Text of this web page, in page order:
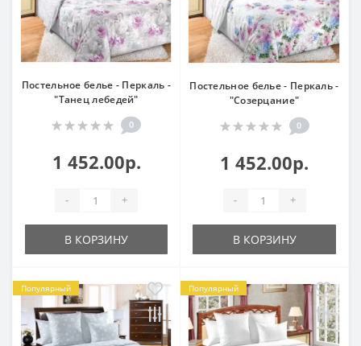
Постельное белье - Перкаль -
"Танец лебедей"
0
1 452.00р.
- +
В КОРЗИНУ
Постельное белье - Перкаль -
"Созерцание"
0
1 452.00р.
- +
В КОРЗИНУ
Популярный Популярный